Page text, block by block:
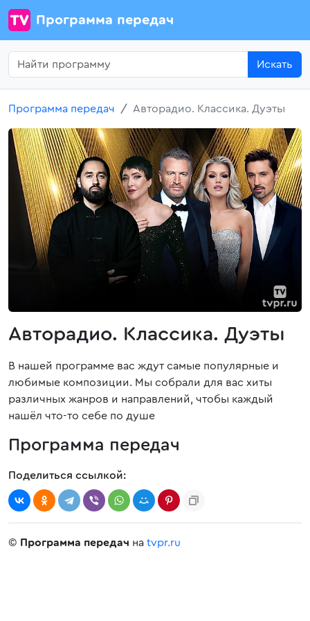
Программа передач
Искать
Программа передач Авторадио. Классика. Дуэты
Авторадио. Классика. Дуэты
В нашей программе вас ждут самые популярные и
любимые композиции. Мы собрали для вас хиты
различных жанров и направлений, чтобы каждый
нашёл что-то себе по душе
Программа передач
Поделиться ссылкой:
© Программа передач на tvpr.ru